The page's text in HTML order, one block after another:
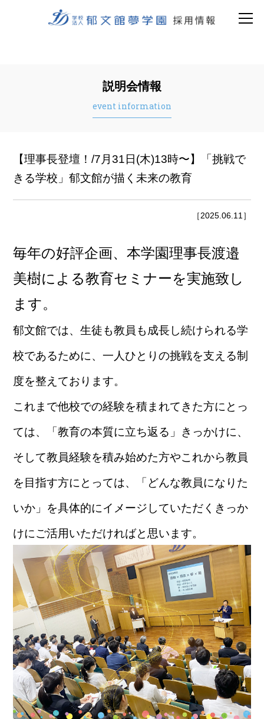
説明会情報
event information
【理事長登壇！/7月31日(木)13時〜】「挑戦で
きる学校」郁文館が描く未来の教育
［2025.06.11］
毎年の好評企画、本学園理事長渡邉
美樹による教育セミナーを実施致し
ます。
郁文館では、生徒も教員も成長し続けられる学
校であるために、一人ひとりの挑戦を支える制
度を整えております。
これまで他校での経験を積まれてきた方にとっ
ては、「教育の本質に立ち返る」きっかけに、
そして教員経験を積み始めた方やこれから教員
を目指す方にとっては、「どんな教員になりた
いか」を具体的にイメージしていただく きっか
けにご活用いただければと思います。